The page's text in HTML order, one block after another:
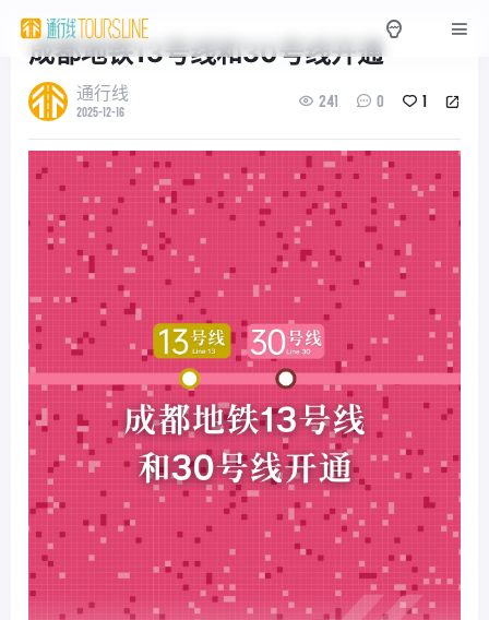
成都地铁13号线和30号线开通
通行线
2025-12-16
241 0 1